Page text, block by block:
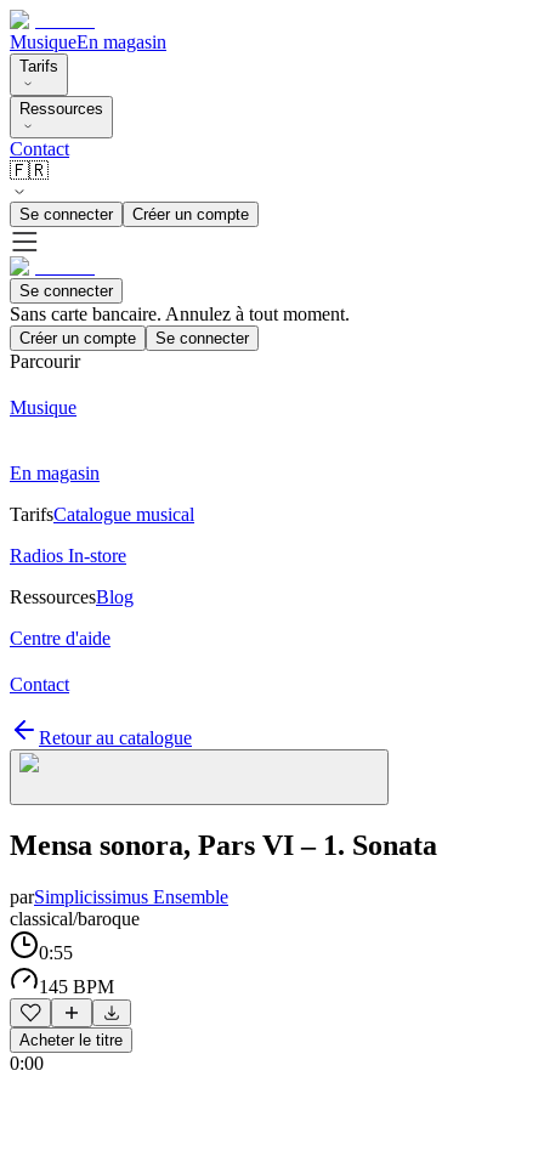
MusiqueEn magasin
Tarifs
Ressources
Contact
🇫🇷
Se connecter Créer un compte
Se connecter
Sans carte bancaire. Annulez à tout moment.
Créer un compte Se connecter
Parcourir
Musique
En magasin
TarifsCatalogue musical
Radios In-store
RessourcesBlog
Centre d'aide
Contact
Retour au catalogue
Mensa sonora, Pars VI – 1. Sonata
parSimplicissimus Ensemble
classical/baroque
0:55
145 BPM
Acheter le titre
0:00